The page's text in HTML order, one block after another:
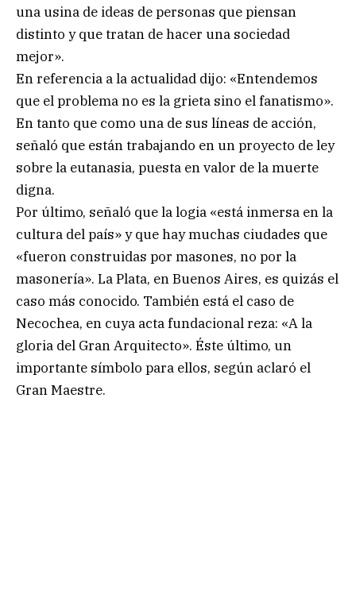
una usina de ideas de personas que piensan
distinto y que tratan de hacer una sociedad
mejor».
En referencia a la actualidad dijo: «Entendemos
que el problema no es la grieta sino el fanatismo».
En tanto que como una de sus líneas de acción,
señaló que están trabajando en un proyecto de ley
sobre la eutanasia, puesta en valor de la muerte
digna.
Por último, señaló que la logia «está inmersa en la
cultura del país» y que hay muchas ciudades que
«fueron construidas por masones, no por la
masonería». La Plata, en Buenos Aires, es quizás el
caso más conocido. También está el caso de
Necochea, en cuya acta fundacional reza: «A la
gloria del Gran Arquitecto». Éste último, un
importante símbolo para ellos, según aclaró el
Gran Maestre.